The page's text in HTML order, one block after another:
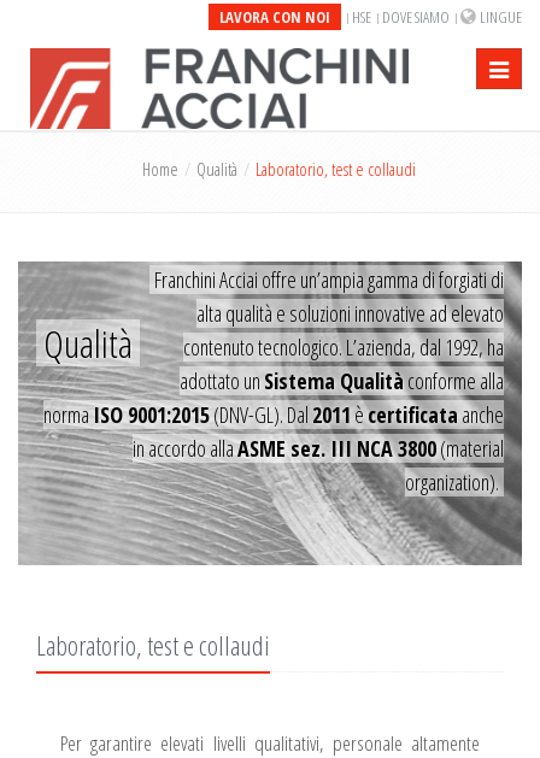
LAVORA CON NOI HSE DOVE SIAMO LINGUE
Toggle
Home Qualità Laboratorio, test e collaudi
Qualità
Franchini Acciai offre un’ampia gamma di forgiati di
alta qualità e soluzioni innovative ad elevato
contenuto tecnologico. L’azienda, dal 1992, ha
adottato un Sistema Qualitàconforme alla
normaISO 9001:2015(DNV-GL). Dal 2011ècertificata anche
in accordo allaASME sez. III NCA 3800(material
organization).
Laboratorio, test e collaudi
Per garantire elevati livelli qualitativi, personale altamente